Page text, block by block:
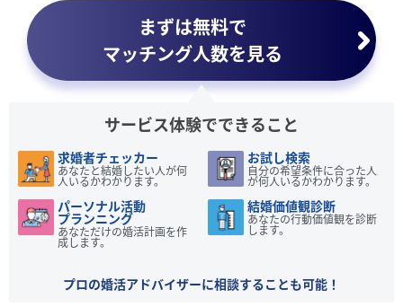
まずは無料で
マッチング人数を見る
サービス体験でできること
求婚者チェッカー
あなたと結婚したい人が何
人いるかわかります。
お試し検索
自分の希望条件に合った人
が何人いるかわかります。
パーソナル活動
プランニング
あなただけの婚活計画を作
成します。
結婚価値観診断
あなたの行動価値観を診断
します。
プロの婚活アドバイザーに相談することも可能！